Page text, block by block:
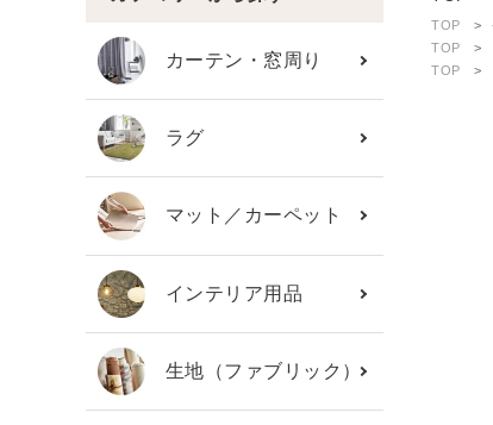
ログイン person 新規会員登録
カテゴリーから探す
ブランド
ガイドライン
カーテン・窓周り
ラグ
マット／カーペット
インテリア用品
生地（ファブリック）
TOP
TOP
TOP